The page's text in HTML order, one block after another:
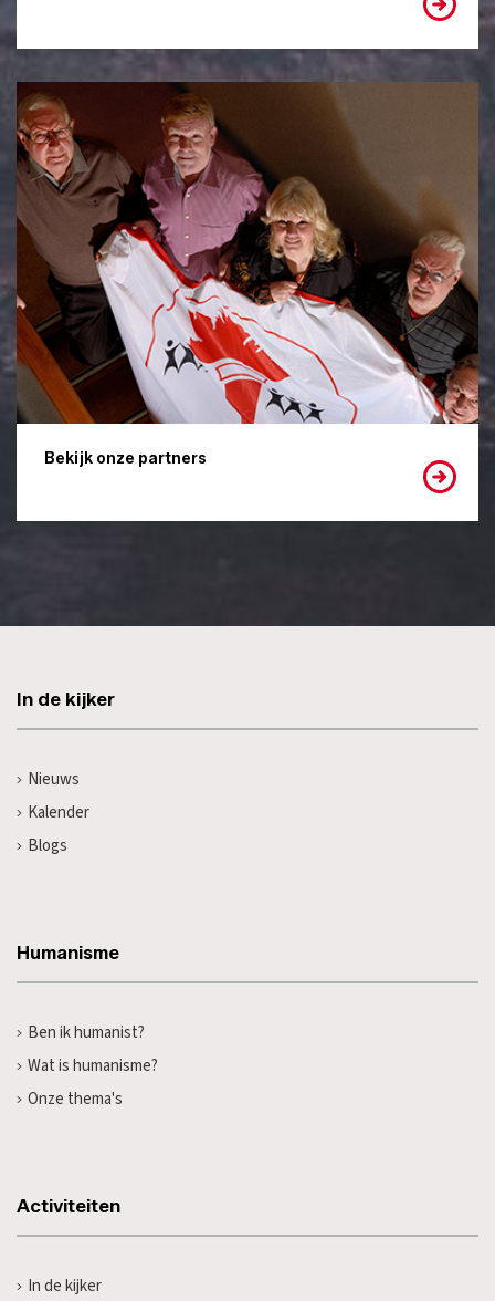
Bekijk onze partners
In de kijker
Nieuws
Kalender
Blogs
Humanisme
Ben ik humanist?
Wat is humanisme?
Onze thema's
Activiteiten
In de kijker